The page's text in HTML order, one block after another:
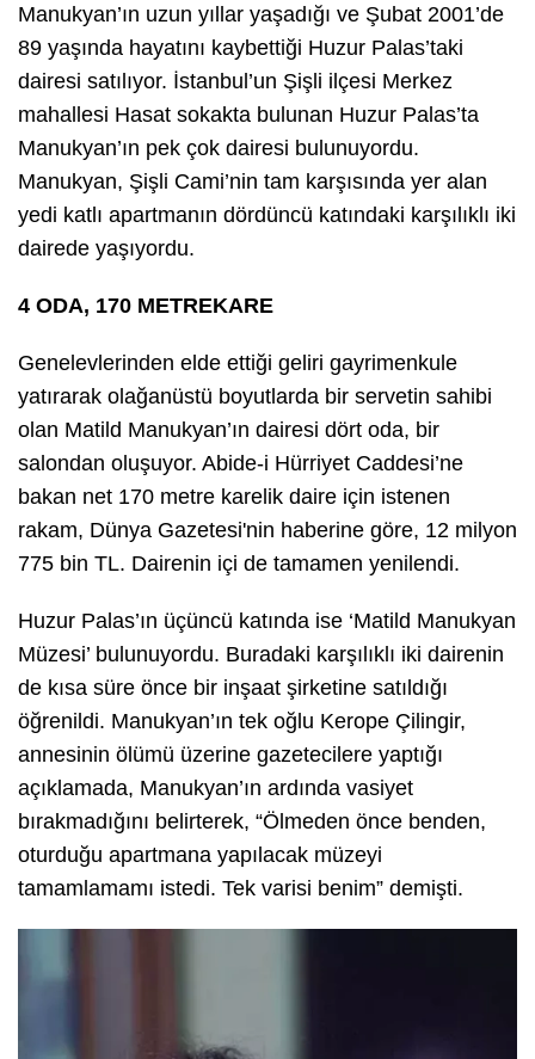
Manukyan’ın uzun yıllar yaşadığı ve Şubat 2001’de
89 yaşında hayatını kaybettiği Huzur Palas’taki
dairesi satılıyor. İstanbul’un Şişli ilçesi Merkez
mahallesi Hasat sokakta bulunan Huzur Palas’ta
Manukyan’ın pek çok dairesi bulunuyordu.
Manukyan, Şişli Cami’nin tam karşısında yer alan
yedi katlı apartmanın dördüncü katındaki karşılıklı iki
dairede yaşıyordu.
4 ODA, 170 METREKARE
Genelevlerinden elde ettiği geliri gayrimenkule
yatırarak olağanüstü boyutlarda bir servetin sahibi
olan Matild Manukyan’ın dairesi dört oda, bir
salondan oluşuyor. Abide-i Hürriyet Caddesi’ne
bakan net 170 metre karelik daire için istenen
rakam, Dünya Gazetesi'nin haberine göre, 12 milyon
775 bin TL. Dairenin içi de tamamen yenilendi.
Huzur Palas’ın üçüncü katında ise ‘Matild Manukyan
Müzesi’ bulunuyordu. Buradaki karşılıklı iki dairenin
de kısa süre önce bir inşaat şirketine satıldığı
öğrenildi. Manukyan’ın tek oğlu Kerope Çilingir,
annesinin ölümü üzerine gazetecilere yaptığı
açıklamada, Manukyan’ın ardında vasiyet
bırakmadığını belirterek, “Ölmeden önce benden,
oturduğu apartmana yapılacak müzeyi
tamamlamamı istedi. Tek varisi benim” demişti.